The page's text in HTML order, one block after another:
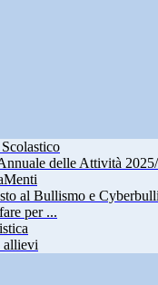
delle Attività
al Bullismo e
per ...
allievi